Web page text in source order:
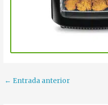
← Entrada anterior